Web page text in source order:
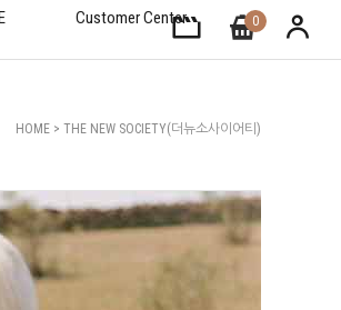
Customer Center 0
HOME > THE NEW SOCIETY(더뉴소사이어티)